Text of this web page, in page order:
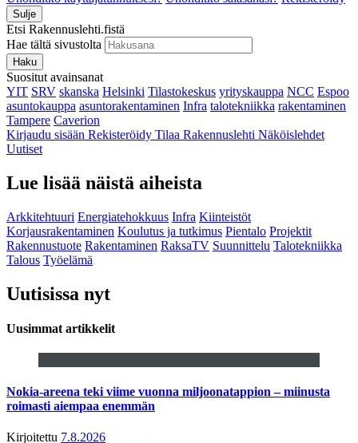
Sulje
Etsi Rakennuslehti.fistä
Hae tältä sivustolta
Haku
Suositut avainsanat
YIT SRV skanska Helsinki Tilastokeskus yrityskauppa NCC Espoo
asuntokauppa asuntorakentaminen Infra talotekniikka rakentaminen
Tampere Caverion
Kirjaudu sisään Rekisteröidy Tilaa Rakennuslehti Näköislehdet
Uutiset
Lue lisää näistä aiheista
Arkkitehtuuri Energiatehokkuus Infra Kiinteistöt
Korjausrakentaminen Koulutus ja tutkimus Pientalo Projektit
Rakennustuote Rakentaminen RaksaTV Suunnittelu Talotekniikka
Talous Työelämä
Uutisissa nyt
Uusimmat artikkelit
Nokia-areena teki viime vuonna miljoonatappion – miinusta
roimasti aiempaa enemmän
Kirjoitettu 7.8.2026